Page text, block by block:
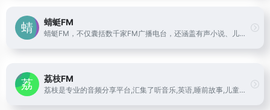
蜻蜓FM
蜻蜓FM，不仅囊括数千家FM广播电台，还涵盖有声小说、儿童故事、相声评书、戏曲、音乐、脱口秀、鬼故事、情感故事、财经科技、新闻历史人文、健康教育等30多类的有声读物或音频节目。更有高晓松、老梁、张召忠、蒋勋等精品有声读物和音频在线收听。蜻蜓FM作为用户喜爱的有声听书应用，为广大听众呈现前沿丰富的有声读物、有声小说和广播电台节目。下载蜻蜓fm，听书听小说听电台，更多的世界用听的。
荔枝FM
荔枝是专业的音频分享平台,汇集了听音乐,英语,睡前故事,儿童故事,有声小说,相声段子,历史人文,有声书等数亿条音频,超过2亿用户选择的网络FM,随时随地，想听就听，你喜爱的音频尽在荔枝。